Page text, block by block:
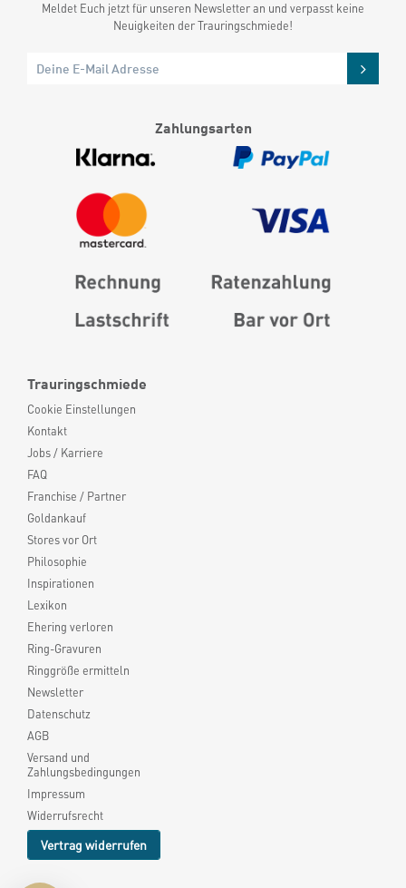
Trauringschmiede
Cookie Einstellungen
Kontakt
Jobs / Karriere
FAQ
Franchise / Partner
Goldankauf
Stores vor Ort
Philosophie
Inspirationen
Lexikon
Ehering verloren
Ring-Gravuren
Ringgröße ermitteln
Newsletter
Datenschutz
AGB
Versand und
Zahlungsbedingungen
Impressum
Widerrufsrecht
Vertrag widerrufen
Meldet Euch jetzt für unseren Newsletter an und verpasst keine
Neuigkeiten der Trauringschmiede!
Zahlungsarten